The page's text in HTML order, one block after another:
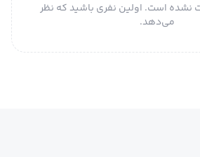
نشده است. اولین نفری باشید که نظر
می‌دهد.